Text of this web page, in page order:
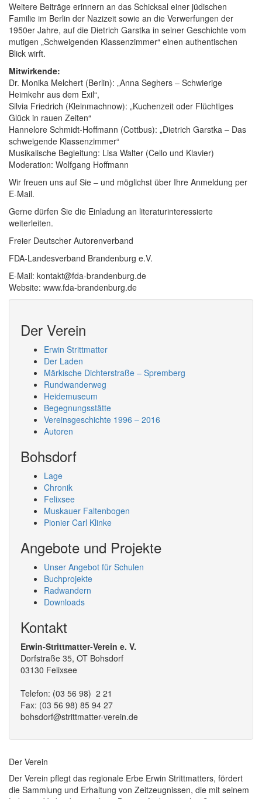
Weitere Beiträge erinnern an das Schicksal einer jüdischen
Familie im Berlin der Nazizeit sowie an die Verwerfungen der
1950er Jahre, auf die Dietrich Garstka in seiner Geschichte vom
mutigen „Schweigenden Klassenzimmer“ einen authentischen
Blick wirft.
Mitwirkende:
Dr. Monika Melchert (Berlin): „Anna Seghers – Schwierige
Heimkehr aus dem Exil“,
Silvia Friedrich (Kleinmachnow): „Kuchenzeit oder Flüchtiges
Glück in rauen Zeiten“
Hannelore Schmidt-Hoffmann (Cottbus): „Dietrich Garstka – Das
schweigende Klassenzimmer“
Musikalische Begleitung: Lisa Walter (Cello und Klavier)
Moderation: Wolfgang Hoffmann
Wir freuen uns auf Sie – und möglichst über Ihre Anmeldung per
E-Mail.
Gerne dürfen Sie die Einladung an literaturinteressierte
weiterleiten.
Freier Deutscher Autorenverband
FDA-Landesverband Brandenburg e.V.
E-Mail: kontakt@fda-brandenburg.de
Website: www.fda-brandenburg.de
Der Verein
Erwin Strittmatter
Der Laden
Märkische Dichterstraße – Spremberg
Rundwanderweg
Heidemuseum
Begegnungsstätte
Vereinsgeschichte 1996 – 2016
Autoren
Bohsdorf
Lage
Chronik
Felixsee
Muskauer Faltenbogen
Pionier Carl Klinke
Angebote und Projekte
Unser Angebot für Schulen
Buchprojekte
Radwandern
Downloads
Kontakt
Erwin-Strittmatter-Verein e. V.
Dorfstraße 35, OT Bohsdorf
03130 Felixsee
Telefon: (03 56 98) 2 21
Fax: (03 56 98) 85 94 27
bohsdorf@strittmatter-verein.de
Der Verein
Der Verein pflegt das regionale Erbe Erwin Strittmatters, fördert
die Sammlung und Erhaltung von Zeitzeugnissen, die mit seinem